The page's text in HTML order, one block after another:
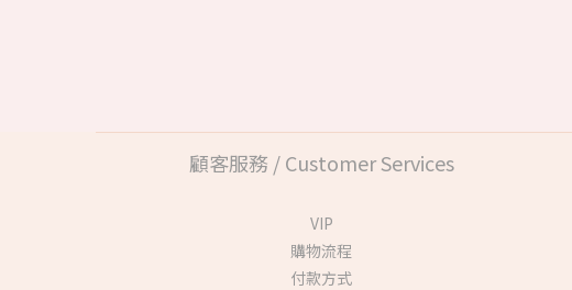
顧客服務 / Customer Services
VIP
購物流程
付款方式